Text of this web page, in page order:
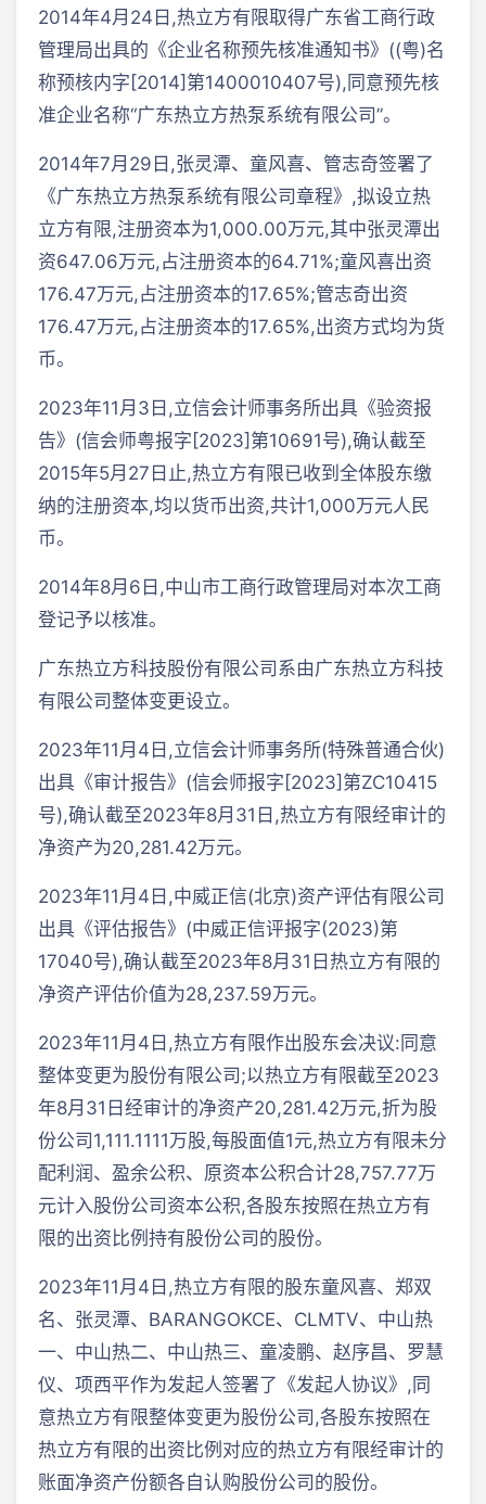
2014年4月24日,热立方有限取得广东省工商行政
管理局出具的《企业名称预先核准通知书》((粤)名
称预核内字[2014]第1400010407号),同意预先核
准企业名称“广东热立方热泵系统有限公司”。
2014年7月29日,张灵潭、童风喜、管志奇签署了
《广东热立方热泵系统有限公司章程》,拟设立热
立方有限,注册资本为1,000.00万元,其中张灵潭出
资647.06万元,占注册资本的64.71%;童风喜出资
176.47万元,占注册资本的17.65%;管志奇出资
176.47万元,占注册资本的17.65%,出资方式均为货
币。
2023年11月3日,立信会计师事务所出具《验资报
告》(信会师粤报字[2023]第10691号),确认截至
2015年5月27日止,热立方有限已收到全体股东缴
纳的注册资本,均以货币出资,共计1,000万元人民
币。
2014年8月6日,中山市工商行政管理局对本次工商
登记予以核准。
广东热立方科技股份有限公司系由广东热立方科技
有限公司整体变更设立。
2023年11月4日,立信会计师事务所(特殊普通合伙)
出具《审计报告》(信会师报字[2023]第ZC10415
号),确认截至2023年8月31日,热立方有限经审计的
净资产为20,281.42万元。
2023年11月4日,中威正信(北京)资产评估有限公司
出具《评估报告》(中威正信评报字(2023)第
17040号),确认截至2023年8月31日热立方有限的
净资产评估价值为28,237.59万元。
2023年11月4日,热立方有限作出股东会决议:同意
整体变更为股份有限公司;以热立方有限截至2023
年8月31日经审计的净资产20,281.42万元,折为股
份公司1,111.1111万股,每股面值1元,热立方有限未分
配利润、盈余公积、原资本公积合计28,757.77万
元计入股份公司资本公积,各股东按照在热立方有
限的出资比例持有股份公司的股份。
2023年11月4日,热立方有限的股东童风喜、郑双
名、张灵潭、BARANGOKCE、CLMTV、中山热
一、中山热二、中山热三、童凌鹏、赵序昌、罗慧
仪、项西平作为发起人签署了《发起人协议》,同
意热立方有限整体变更为股份公司,各股东按照在
热立方有限的出资比例对应的热立方有限经审计的
账面净资产份额各自认购股份公司的股份。